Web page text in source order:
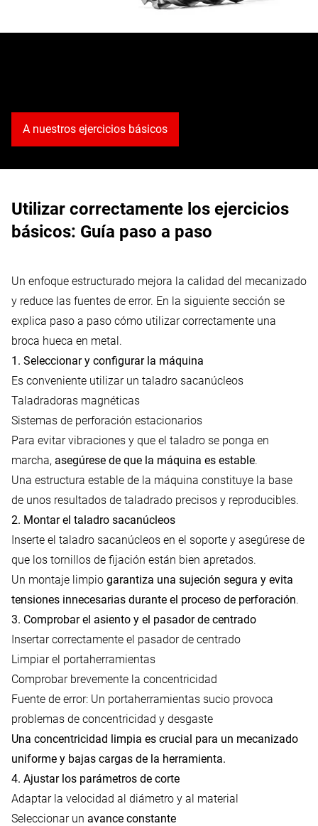
A nuestros ejercicios básicos
Utilizar correctamente los ejercicios
básicos: Guía paso a paso
Un enfoque estructurado mejora la calidad del mecanizado
y reduce las fuentes de error. En la siguiente sección se
explica paso a paso cómo utilizar correctamente una
broca hueca en metal.
1. Seleccionar y configurar la máquina
Es conveniente utilizar un taladro sacanúcleos
Taladradoras magnéticas
Sistemas de perforación estacionarios
Para evitar vibraciones y que el taladro se ponga en
marcha, asegúrese de que la máquina es estable.
Una estructura estable de la máquina constituye la base
de unos resultados de taladrado precisos y reproducibles.
2. Montar el taladro sacanúcleos
Inserte el taladro sacanúcleos en el soporte y asegúrese de
que los tornillos de fijación están bien apretados.
Un montaje limpio garantiza una sujeción segura y evita
tensiones innecesarias durante el proceso de perforación.
3. Comprobar el asiento y el pasador de centrado
Insertar correctamente el pasador de centrado
Limpiar el portaherramientas
Comprobar brevemente la concentricidad
Fuente de error: Un portaherramientas sucio provoca
problemas de concentricidad y desgaste
Una concentricidad limpia es crucial para un mecanizado
uniforme y bajas cargas de la herramienta.
4. Ajustar los parámetros de corte
Adaptar la velocidad al diámetro y al material
Seleccionar un avance constante